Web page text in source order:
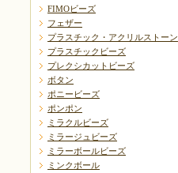
FIMOビーズ
フェザー
プラスチック・アクリルストーン
プラスチックビーズ
プレクシカットビーズ
ボタン
ポニービーズ
ポンポン
ミラクルビーズ
ミラージュビーズ
ミラーボールビーズ
ミンクボール